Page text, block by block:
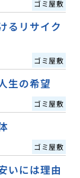
ゴミ屋敷
るリサイク
ゴミ屋敷
生の希望
ゴミ屋敷
ゴミ屋敷
いには理由